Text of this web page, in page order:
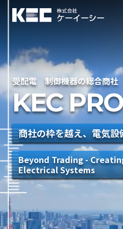
受配電 制御機器の総合商社
KEC
商社の枠を越え、電気
Beyond Trading -
Electrical Systems